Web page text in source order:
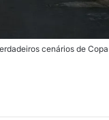
cenários de